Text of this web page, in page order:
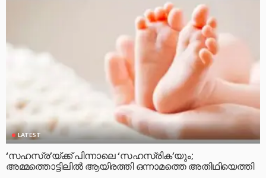
LATEST
‘സഹസ്ര’യ്ക്ക് പിന്നാലെ ‘സഹസ്രിക’യും;
അമ്മത്തൊട്ടിലിൽ ആയിരത്തി ഒന്നാമത്തെ അതിഥിയെത്തി